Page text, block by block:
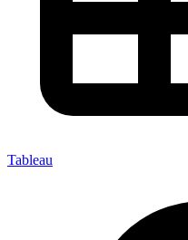
Tableau